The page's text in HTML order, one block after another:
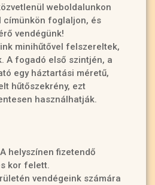
weboldalunkon
címünkön foglaljon, és
vendégünk!
minihűtővel felszereltek,
A fogadó első szintjén, a
egy háztartási méretű,
hűtőszekrény, ezt
használhatják.
A helyszínen fizetendő
kor felett.
vendégeink számára